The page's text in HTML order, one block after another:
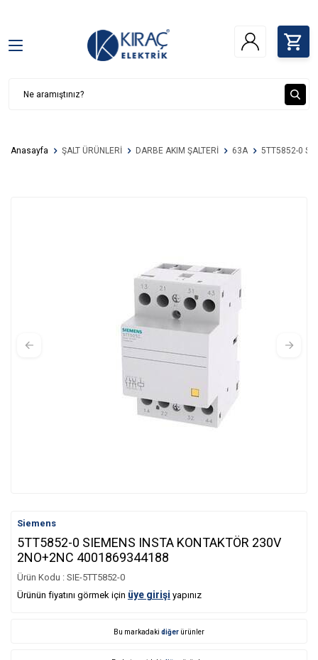
Anasayfa ŞALT ÜRÜNLERİ DARBE AKIM ŞALTERİ 63A 5TT5852-0
Siemens
5TT5852-0 SIEMENS INSTA KONTAKTÖR 230V
2NO+2NC 4001869344188
Ürün Kodu : SIE-5TT5852-0
Ürünün fiyatını görmek için üye girişi yapınız
Bu markadaki diğer ürünler